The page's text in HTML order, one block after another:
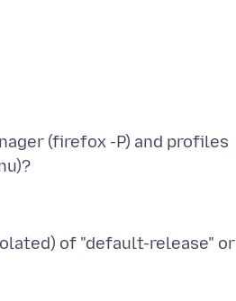
(firefox -P) and profiles
of "default-release" or